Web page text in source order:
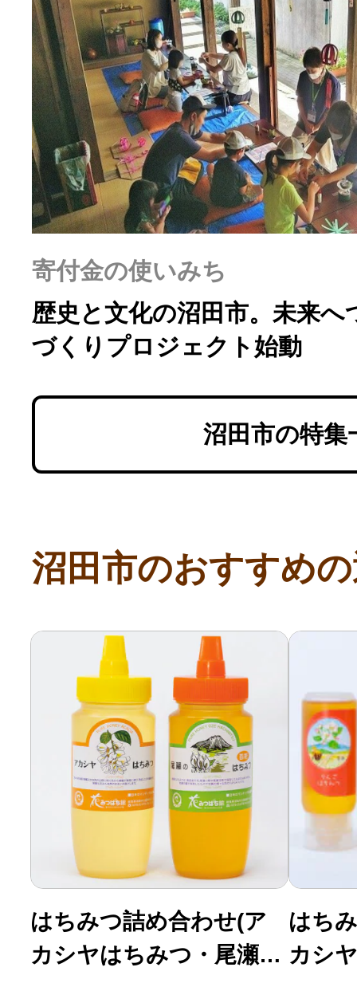
ふるさと納税の基礎知識
10秒ぴったり診断
自治体直営サイト特集
はじめるバイブルとは
よくあるご質問
寄付金の使いみち
歴史と文化の沼田市。未来へ
づくりプロジェクト始動
沼田市の特集
沼田市のおすすめ
はちみつ詰め合わせ(ア
カシヤはちみつ・尾瀬の
はち
カシ